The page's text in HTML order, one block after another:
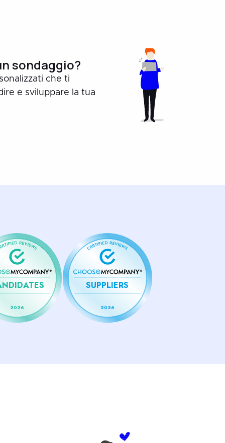
sondaggio?
che ti
e sviluppare la tua
2026
SUPPLIERS
2026